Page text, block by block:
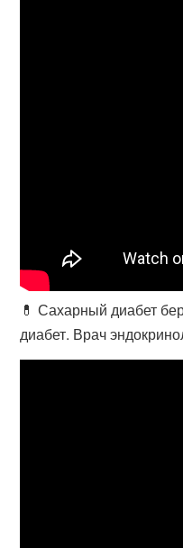
💊 Сахарный диабет
диабет. Врач